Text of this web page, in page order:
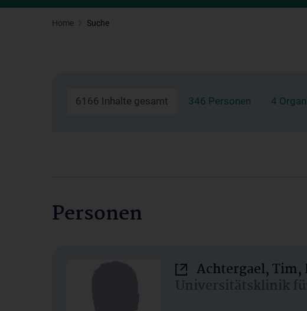
Home Suche
6166 Inhalte gesamt 346 Personen 4
Personen
Achtergael, Tim,
Universitätsklinik